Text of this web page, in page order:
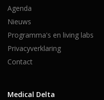
Agenda
Nieuws
Programma's en living labs
Privacyverklaring
Contact
Medical Delta